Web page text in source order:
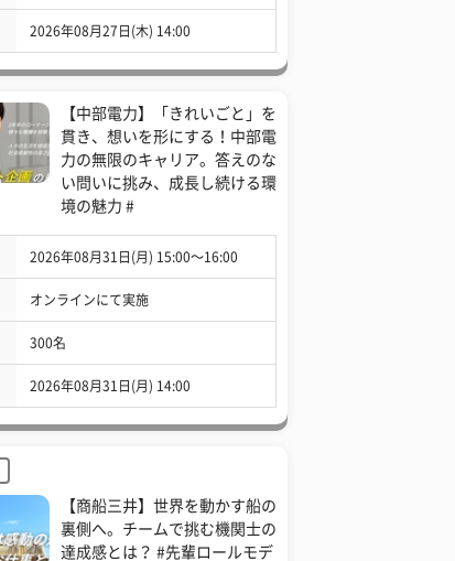
2026年08月27日(木) 14:00
【中部電力】「きれいごと」を
貫き、想いを形にする！中部電
力の無限のキャリア。答えのな
い問いに挑み、成長し続ける環
境の魅力 #
2026年08月31日(月) 15:00〜16:00
オンラインにて実施
300名
2026年08月31日(月) 14:00
【商船三井】世界を動かす船の
裏側へ。チームで挑む機関士の
達成感とは？ #先輩ロールモデ